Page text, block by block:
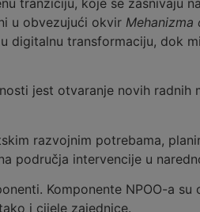
u obvezujući okvir
transformaciju, dok
jest otvaranje novih
razvojnim potrebama,
područja intervencije u
Komponente NPOO-a
i cijele zajednice.